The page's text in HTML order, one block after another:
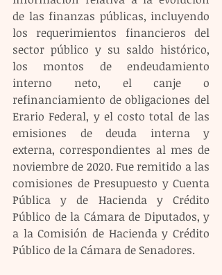
de las finanzas públicas, incluyendo
los requerimientos financieros del
sector público y su saldo histórico,
los montos de endeudamiento
interno neto, el canje o
refinanciamiento de obligaciones del
Erario Federal, y el costo total de las
emisiones de deuda interna y
externa, correspondientes al mes de
noviembre de 2020. Fue remitido a las
comisiones de Presupuesto y Cuenta
Pública y de Hacienda y Crédito
Público de la Cámara de Diputados, y
a la Comisión de Hacienda y Crédito
Público de la Cámara de Senadores.